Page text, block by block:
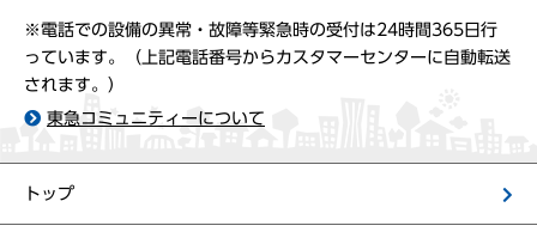
※電話での設備の異常・故障等緊急時の受付は24時間365日行
っています。（上記電話番号からカスタマーセンターに自動転送
されます。）
東急コミュニティーについて
トップ